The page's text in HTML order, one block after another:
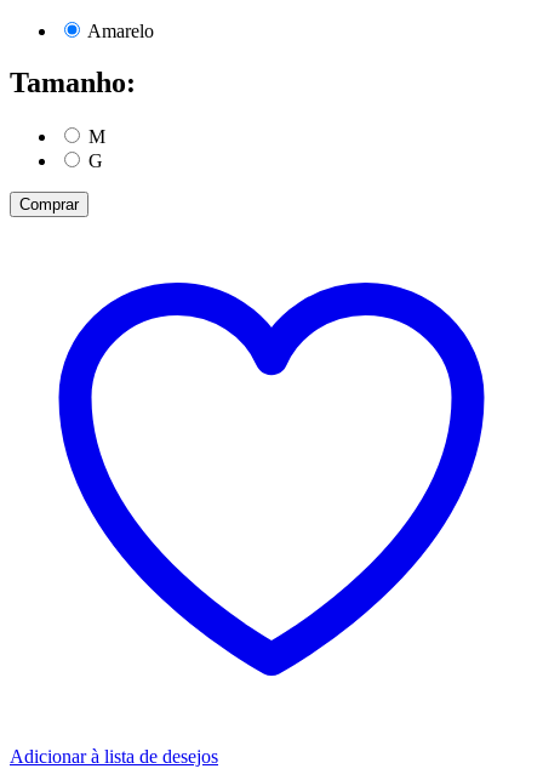
Amarelo
Tamanho:
M
G
Comprar
Adicionar à lista de desejos